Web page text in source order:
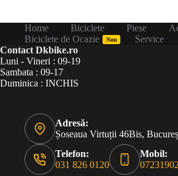
Home Biciclete Piese
Biciclete de Ocazie
Nou Service
Contact Dkbike.ro
Luni - Vineri : 09-19
Sambata : 09-17
Duminica : INCHIS
Adresă:
Șoseaua Virtuții 46Bis,
Telefon:
031 826 0120
Mobil: